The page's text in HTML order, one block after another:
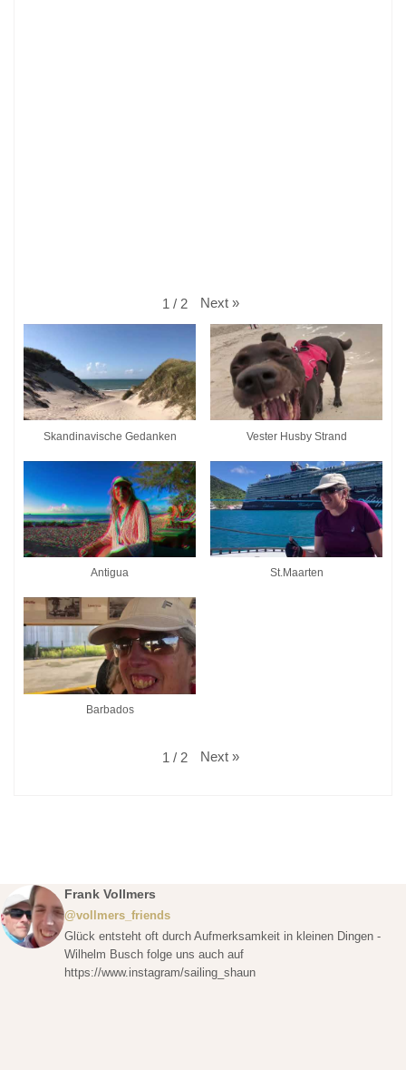
1 / 2 Next »
Skandinavische Gedanken Vester Husby Strand
Antigua St.Maarten
Barbados
1 / 2 Next »
Frank Vollmers
@vollmers_friends
Glück entsteht oft durch Aufmerksamkeit in kleinen Dingen -
Wilhelm Busch folge uns auch auf
https://www.instagram/sailing_shaun